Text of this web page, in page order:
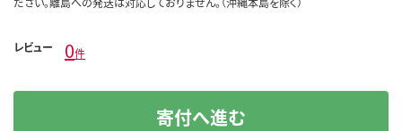
レビュー 0件
寄付へ進む